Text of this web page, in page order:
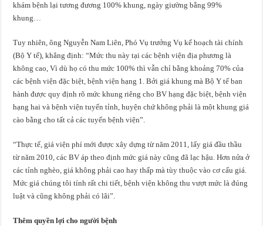
khám bệnh lại tương đương 100% khung, ngày giường bằng 99%
khung…
Tuy nhiên, ông Nguyễn Nam Liên, Phó Vụ trưởng Vụ kế hoạch tài chính
(Bộ Y tế), khẳng định: “Mức thu này tại các bệnh viện địa phương là
không cao, Vì dù họ có thu mức 100% thì vẫn chỉ bằng khoảng 70% của
các bệnh viện đặc biệt, bệnh viện hạng 1. Bởi giá khung mà Bộ Y tế ban
hành được quy định rõ mức khung riêng cho BV hạng đặc biệt, bệnh viện
hạng hai và bệnh viện tuyến tỉnh, huyện chứ không phải là một khung giá
cào bằng cho tất cả các tuyến bệnh viện”.
“Thực tế, giá viện phí mới được xây dựng từ năm 2011, lấy giá đầu thầu
từ năm 2010, các BV áp theo định mức giá này cũng đã lạc hậu. Hơn nửa ở
các tỉnh nghèo, giá không phải cao hay thấp mà tùy thuộc vào cơ cấu giá.
Mức giá chúng tôi tính rất chi tiết, bệnh viện không thu vượt mức là đúng
luật và cũng không phải có lãi”.
Thêm quyền lợi cho người bệnh